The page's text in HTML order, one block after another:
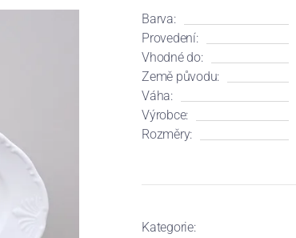
Barva:
Provedení:
Vhodné do:
Země původu:
Váha:
Výrobce:
Rozměry:
Kategorie: